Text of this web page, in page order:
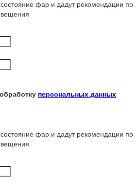
фар и дадут рекомендации по
персональных данных
фар и дадут рекомендации по